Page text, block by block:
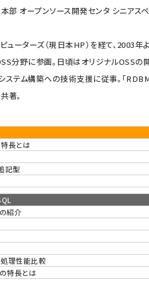
部 オープンソース開発センタ シニアス
ューターズ（現日本HP）を経て、2003年
分野に参画。日頃はオリジナルOSSの
ステム構築への技術支援に従事。「
著。
長とは
記型
紹介
理性能比較
特長とは